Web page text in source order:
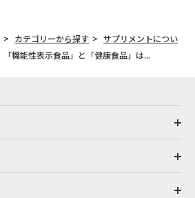
カテゴリーから探す
サプリメントについ
「機能性表示食品」と「健康食品」は...